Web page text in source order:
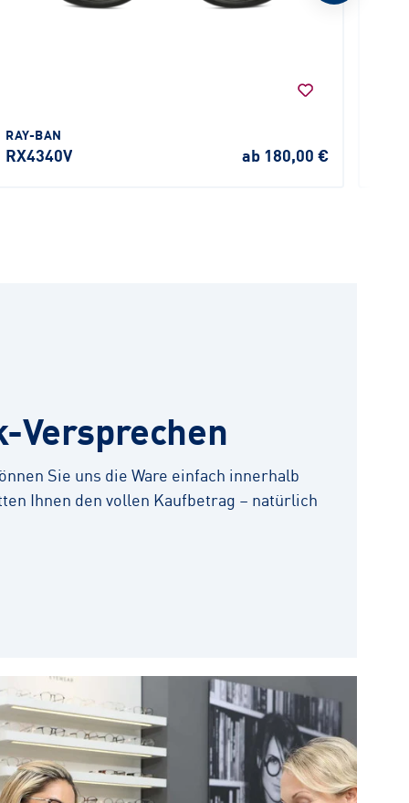
RAY-BAN
RX4340V ab 180,00 €
Versprechen
Sie uns die Ware einfach innerhalb
Ihnen den vollen Kaufbetrag – natürlich